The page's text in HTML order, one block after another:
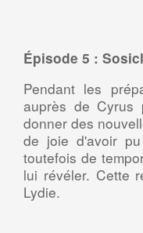
Épisode 5 :
Pendant les
auprès de Cyrus
donner des
de joie d'avoir
toutefois de
lui révéler. Cette
Lydie.